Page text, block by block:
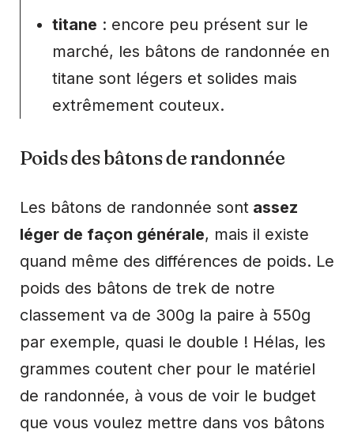
titane : encore peu présent sur le
marché, les bâtons de randonnée en
titane sont légers et solides mais
extrêmement couteux.
Poids des bâtons de randonnée
Les bâtons de randonnée sont assez
léger de façon générale, mais il existe
quand même des différences de poids. Le
poids des bâtons de trek de notre
classement va de 300g la paire à 550g
par exemple, quasi le double ! Hélas, les
grammes coutent cher pour le matériel
de randonnée, à vous de voir le budget
que vous voulez mettre dans vos bâtons